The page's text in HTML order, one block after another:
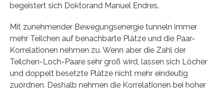
begeistert sich Doktorand Manuel Endres.
Mit zunehmender Bewegungsenergie tunneln immer
mehr Teilchen auf benachbarte Plätze und die Paar-
Korrelationen nehmen zu. Wenn aber die Zahl der
Teilchen-Loch-Paare sehr groß wird, lassen sich Löcher
und doppelt besetzte Plätze nicht mehr eindeutig
zuordnen. Deshalb nehmen die Korrelationen bei hoher